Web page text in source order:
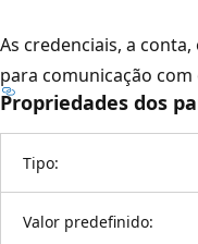
As credenciais, a
para comunicação com
Propriedades dos
Tipo:
Valor predefinido: